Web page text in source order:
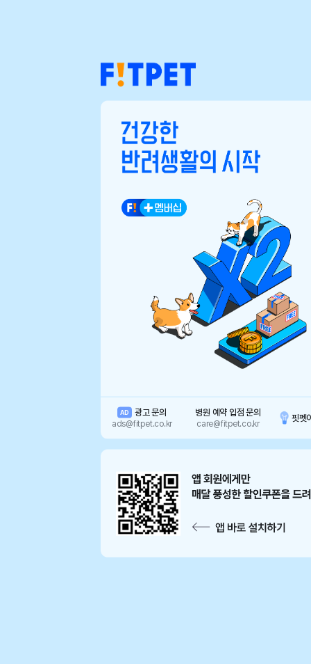
AD 광고 문의
ads@fitpet.co.kr
병원 예약 입점 문의
care@fitpet.co.kr
핏펫